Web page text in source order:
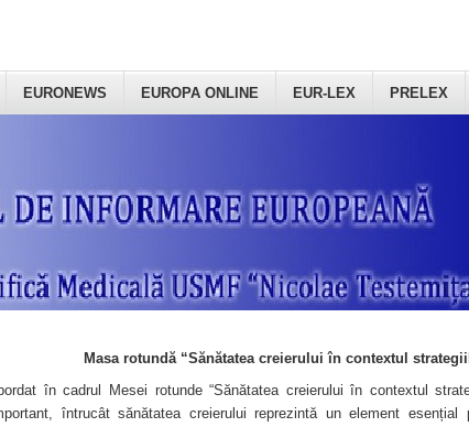
EURONEWS EUROPA ONLINE EUR-LEX PRELEX
Masa rotundă “Sănătatea creierului în contextul
în cadrul Mesei rotunde “Sănătatea creierului în contextul
întrucât sănătatea creierului reprezintă un element esențial